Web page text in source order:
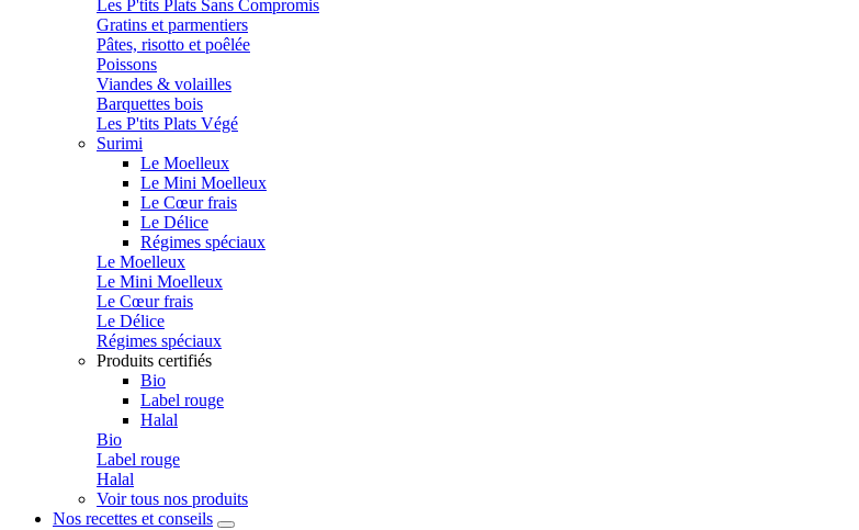
Les P'tits Plats Sans Compromis
Gratins et parmentiers
Pâtes, risotto et poêlée
Poissons
Viandes & volailles
Barquettes bois
Les P'tits Plats Végé
Surimi
Le Moelleux
Le Mini Moelleux
Le Cœur frais
Le Délice
Régimes spéciaux
Le Moelleux
Le Mini Moelleux
Le Cœur frais
Le Délice
Régimes spéciaux
Produits certifiés
Bio
Label rouge
Halal
Bio
Label rouge
Halal
Voir tous nos produits
Nos recettes et conseils